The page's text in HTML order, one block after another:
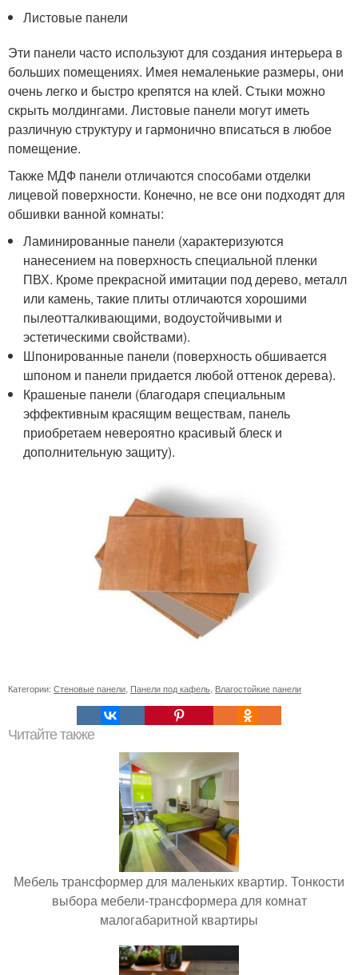
Листовые панели
Эти панели часто используют для создания интерьера в
больших помещениях. Имея немаленькие размеры, они
очень легко и быстро крепятся на клей. Стыки можно
скрыть молдингами. Листовые панели могут иметь
различную структуру и гармонично вписаться в любое
помещение.
Также МДФ панели отличаются способами отделки
лицевой поверхности. Конечно, не все они подходят для
обшивки ванной комнаты:
Ламинированные панели (характеризуются
нанесением на поверхность специальной пленки
ПВХ. Кроме прекрасной имитации под дерево, металл
или камень, такие плиты отличаются хорошими
пылеотталкивающими, водоустойчивыми и
эстетическими свойствами).
Шпонированные панели (поверхность обшивается
шпоном и панели придается любой оттенок дерева).
Крашеные панели (благодаря специальным
эффективным красящим веществам, панель
приобретаем невероятно красивый блеск и
дополнительную защиту).
Категории: Стеновые панели Панели под кафель Влагостойкие панели
Читайте также
Мебель трансформер для маленьких квартир. Тонкости
выбора мебели-трансформера для комнат
малогабаритной квартиры